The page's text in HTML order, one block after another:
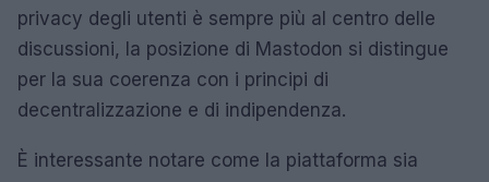
privacy degli utenti è sempre più al centro delle
discussioni, la posizione di Mastodon si distingue
per la sua coerenza con i principi di
decentralizzazione e di indipendenza.
È interessante notare come la piattaforma sia